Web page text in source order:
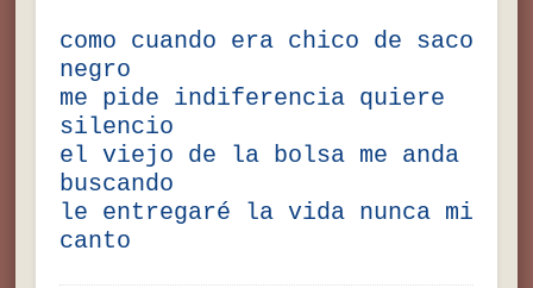
como cuando era chico de saco
negro
me pide indiferencia quiere
silencio
el viejo de la bolsa me anda
buscando
le entregaré la vida nunca mi
canto